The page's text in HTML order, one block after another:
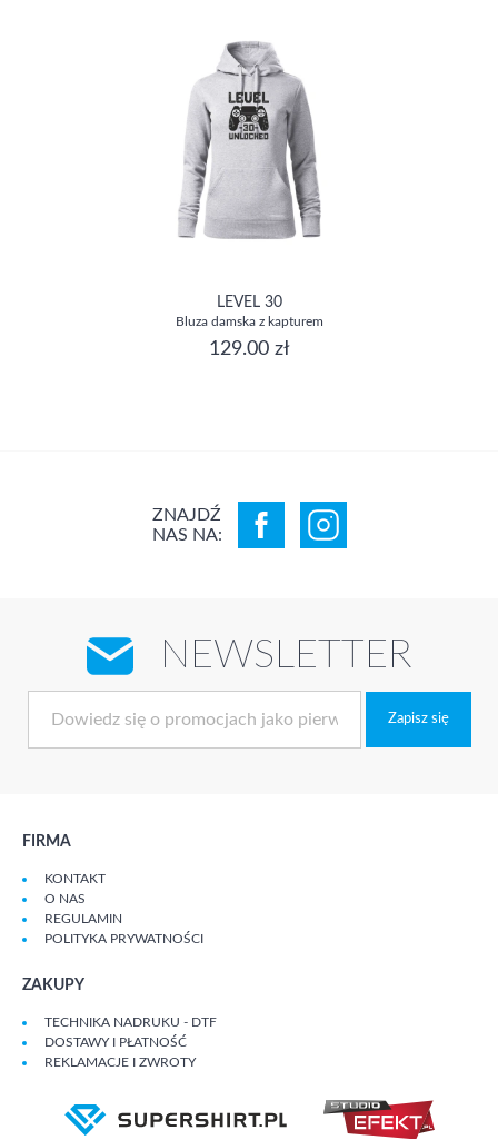
LEVEL 30
Bluza damska z kapturem
129.00 zł
ZNAJDŹ
NAS NA:
NEWSLETTER
Zapisz się
FIRMA
KONTAKT
O NAS
REGULAMIN
POLITYKA PRYWATNOŚCI
ZAKUPY
TECHNIKA NADRUKU - DTF
DOSTAWY I PŁATNOŚĆ
REKLAMACJE I ZWROTY